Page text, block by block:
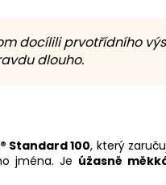
docílili prvotřídního
dlouho.
Standard 100, který
jména. Je úžasně